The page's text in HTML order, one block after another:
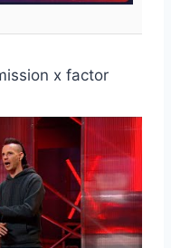
x factor